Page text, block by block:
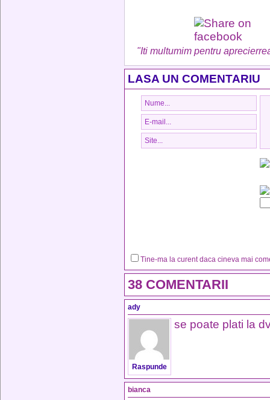
"Iti multumim pentru
LASA UN COMENTARIU
Tine-ma la curent daca cineva mai
38 COMENTARII
ady
Raspunde
se poate plati la
bianca